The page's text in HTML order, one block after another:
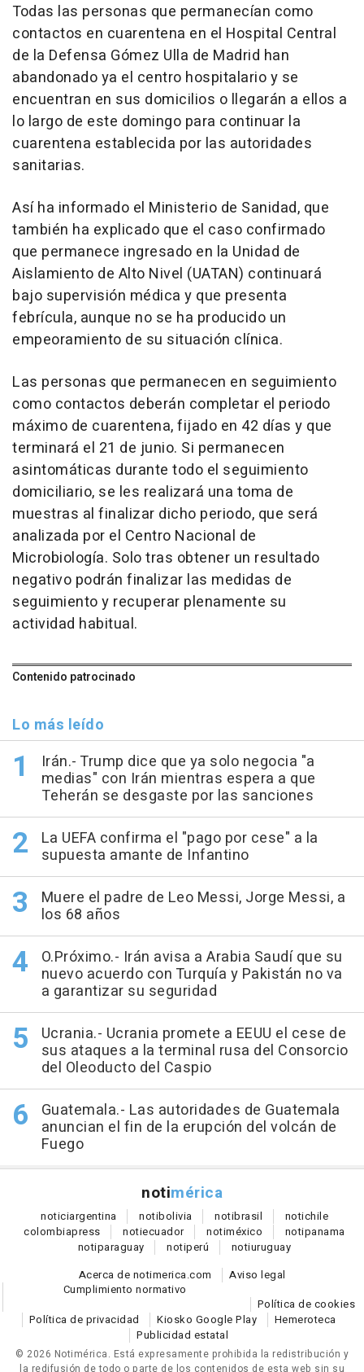
Todas las personas que permanecían como
contactos en cuarentena en el Hospital Central
de la Defensa Gómez Ulla de Madrid han
abandonado ya el centro hospitalario y se
encuentran en sus domicilios o llegarán a ellos a
lo largo de este domingo para continuar la
cuarentena establecida por las autoridades
sanitarias.
Así ha informado el Ministerio de Sanidad, que
también ha explicado que el caso confirmado
que permanece ingresado en la Unidad de
Aislamiento de Alto Nivel (UATAN) continuará
bajo supervisión médica y que presenta
febrícula, aunque no se ha producido un
empeoramiento de su situación clínica.
Las personas que permanecen en seguimiento
como contactos deberán completar el periodo
máximo de cuarentena, fijado en 42 días y que
terminará el 21 de junio. Si permanecen
asintomáticas durante todo el seguimiento
domiciliario, se les realizará una toma de
muestras al finalizar dicho periodo, que será
analizada por el Centro Nacional de
Microbiología. Solo tras obtener un resultado
negativo podrán finalizar las medidas de
seguimiento y recuperar plenamente su
actividad habitual.
Contenido patrocinado
Lo más leído
Irán.- Trump dice que ya solo negocia "a
medias" con Irán mientras espera a que
Teherán se desgaste por las sanciones
La UEFA confirma el "pago por cese" a la
supuesta amante de Infantino
Muere el padre de Leo Messi, Jorge Messi, a
los 68 años
O.Próximo.- Irán avisa a Arabia Saudí que su
nuevo acuerdo con Turquía y Pakistán no va
a garantizar su seguridad
Ucrania.- Ucrania promete a EEUU el cese de
sus ataques a la terminal rusa del Consorcio
del Oleoducto del Caspio
Guatemala.- Las autoridades de Guatemala
anuncian el fin de la erupción del volcán de
Fuego
notimérica
noticiargentina notibolivia notibrasil notichile
colombiapress notiecuador notiméxico notipanama
notiparaguay notiperú notiuruguay
Acerca de notimerica.com
Aviso legal
Cumplimiento normativo
Política de cookies
Política de privacidad
Kiosko Google Play
Hemeroteca
Publicidad estatal
© 2026 Notimérica. Está expresamente prohibida la redistribución y
la redifusión de todo o parte de los contenidos de esta web sin su